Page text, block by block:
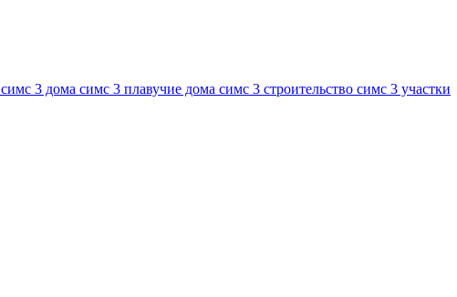
симс 3 дома симс 3 плавучие дома симс 3 строительство симс 3 участки